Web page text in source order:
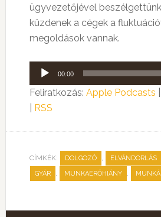
ügyvezetőjével
küzdenek a cégek a
megoldások vannak.
Audió
lejátszó
00:00
Feliratkozás: Apple Podcasts
RSS
CÍMKÉK: DOLGOZÓ , ELVÁNDORLÁS
GYÁR , MUNKAERŐHIÁNY ,